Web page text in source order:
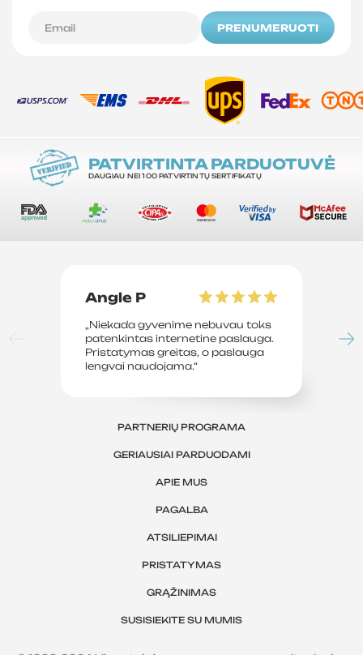
PRENUMERUOTI
PATVIRTINTA PARDUOTUVĖ
DAUGIAU NEI 100 PATVIRTINTŲ SERTIFIKATŲ
Angle P
„Niekada gyvenime nebuvau toks
patenkintas internetine paslauga.
Pristatymas greitas, o paslauga
lengvai naudojama.“
PARTNERIŲ PROGRAMA
GERIAUSIAI PARDUODAMI
APIE MUS
PAGALBA
ATSILIEPIMAI
PRISTATYMAS
GRĄŽINIMAS
SUSISIEKITE SU MUMIS